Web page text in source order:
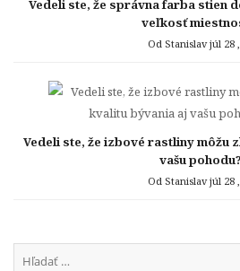
Vedeli ste, že správna farba stien
veľkosť
Od Stanislavjúl 28
Vedeli ste, že izbové rastliny môžu
vašu pohodu?
Od Stanislavjúl 28